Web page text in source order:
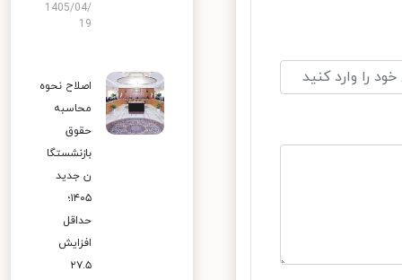
1405/04/
19
اصلاح نحوه
محاسبه
حقوق
بازنشستگا
ن جدید
۱۴۰۵؛
حداقل
افزایش
۲۷.۵